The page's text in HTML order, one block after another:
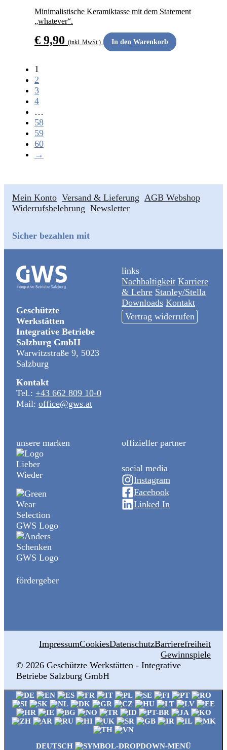
Minimalistische Keramiktasse mit dem Statement
„whatever“.
€ 9,90 (inkl. MwSt.) In den Warenkorb
1
2
3
4
…
58
59
60
→
Mein Konto Versand & Lieferung AGB Webshop
Widerrufsbelehrung Newsletter
Sicher bezahlen mit
Geschützte
Werkstätten
Integrative Betriebe
Salzburg GmbH
Warwitzstraße 9, 5023
Salzburg
Kontakt
Tel.: +43 662 809 10-0
Mail: office@gws.at
links
Nachhaltigkeit Karriere
& Lehre Stanley/Stella
Downloads Kontakt
Vertrag widerrufen
unsere marken
fördergeber
offizieller partner
social media
Instagram
Facebook
Linked In
© 2026 ‍Geschützte Werkstätten - Integrative
Betriebe Salzburg GmbH
ImpressumCookiesDatenschutzBarrierefreiheit
Gewinnspiele
DEUTSCH